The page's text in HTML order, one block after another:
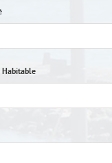
Habitable